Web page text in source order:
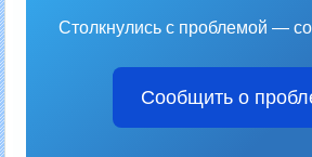
Столкнулись с проблемой —
Сообщить о